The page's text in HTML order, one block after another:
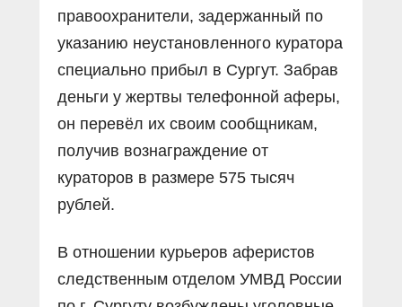
правоохранители, задержанный по
указанию неустановленного куратора
специально прибыл в Сургут. Забрав
деньги у жертвы телефонной аферы,
он перевёл их своим сообщникам,
получив вознаграждение от
кураторов в размере 575 тысяч
рублей.
В отношении курьеров аферистов
следственным отделом УМВД России